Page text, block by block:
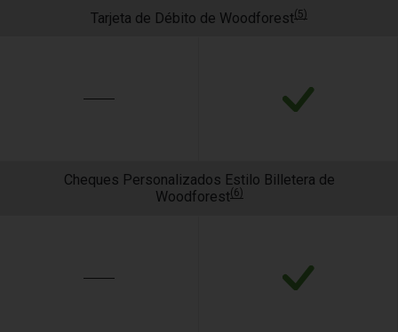
Tarjeta de Débito de Woodforest(5)
Cheques Personalizados Estilo Billetera de
Woodforest(6)